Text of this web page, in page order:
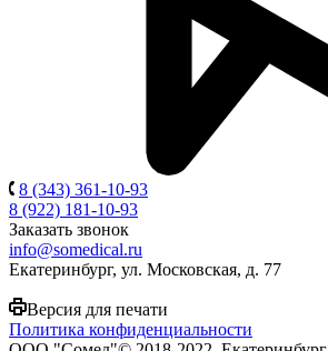
8 (343) 361-10-93
8 (922) 181-10-93
Заказать звонок
info@somedical.ru
Екатеринбург, ул. Московская, д. 77
Версия для печати
Политика конфиденциальности